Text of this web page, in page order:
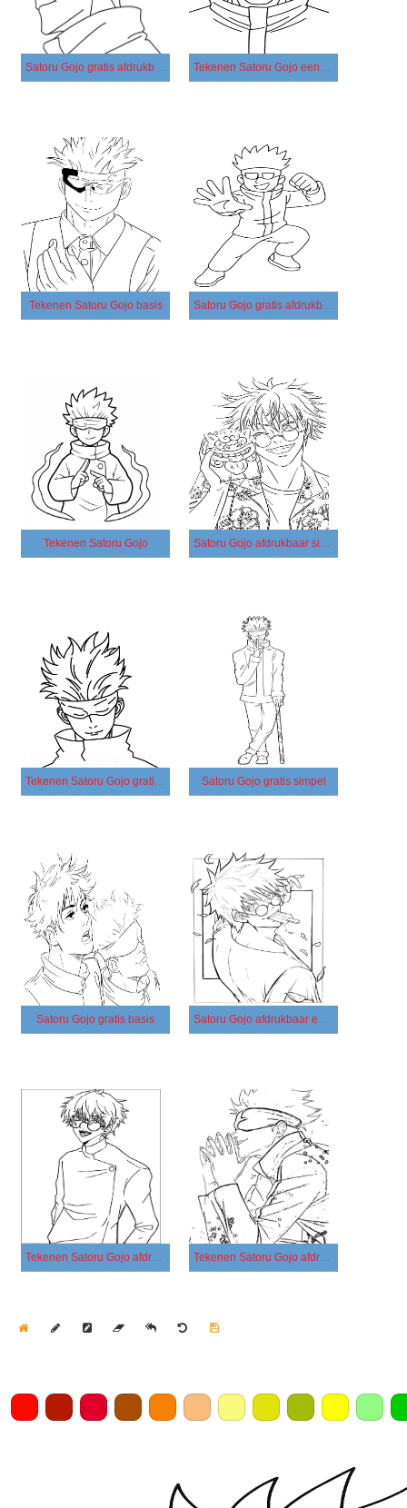
Satoru Gojo gratis afdrukbaar Tekenen Satoru Gojo eenvoudig
Tekenen Satoru Gojo basis Satoru Gojo gratis afdrukbaar basis
Tekenen Satoru Gojo Satoru Gojo afdrukbaar simpel
Tekenen Satoru Gojo gratis simpel Satoru Gojo gratis simpel
Satoru Gojo gratis basis Satoru Gojo afdrukbaar eenvoudig
Tekenen Satoru Gojo afdrukbaar Tekenen Satoru Gojo afdrukbaar basis